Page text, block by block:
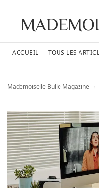
ACCUEIL TOUS LES
Mademoiselle Bulle Magazine